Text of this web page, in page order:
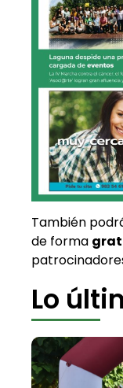
También
de forma
Lo